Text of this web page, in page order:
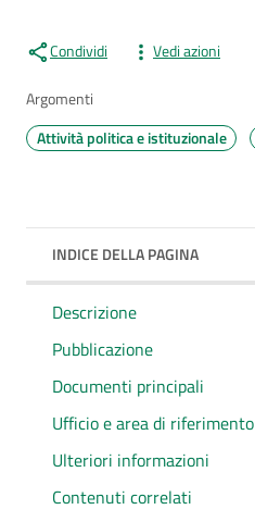
Condividi Vedi azioni
Argomenti
Attività politica e istituzionale
INDICE DELLA PAGINA
Descrizione
Pubblicazione
Documenti principali
Ufficio e area di riferimento
Ulteriori informazioni
Contenuti correlati